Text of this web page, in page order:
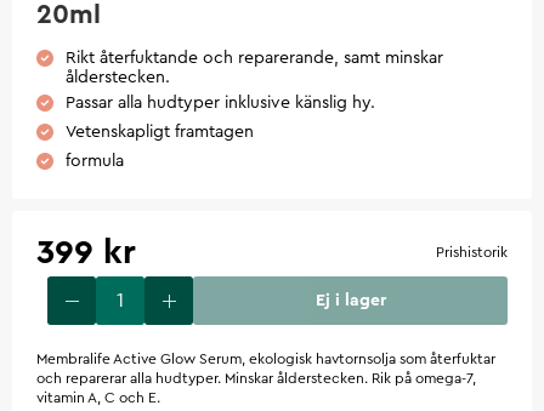
20ml
Rikt återfuktande och reparerande, samt minskar
ålderstecken.
Passar alla hudtyper inklusive känslig hy.
Vetenskapligt framtagen
formula
399 kr Prishistorik
Ej i lager
Membralife Active Glow Serum, ekologisk havtornsolja som återfuktar
och reparerar alla hudtyper. Minskar ålderstecken. Rik på omega-7,
vitamin A, C och E.